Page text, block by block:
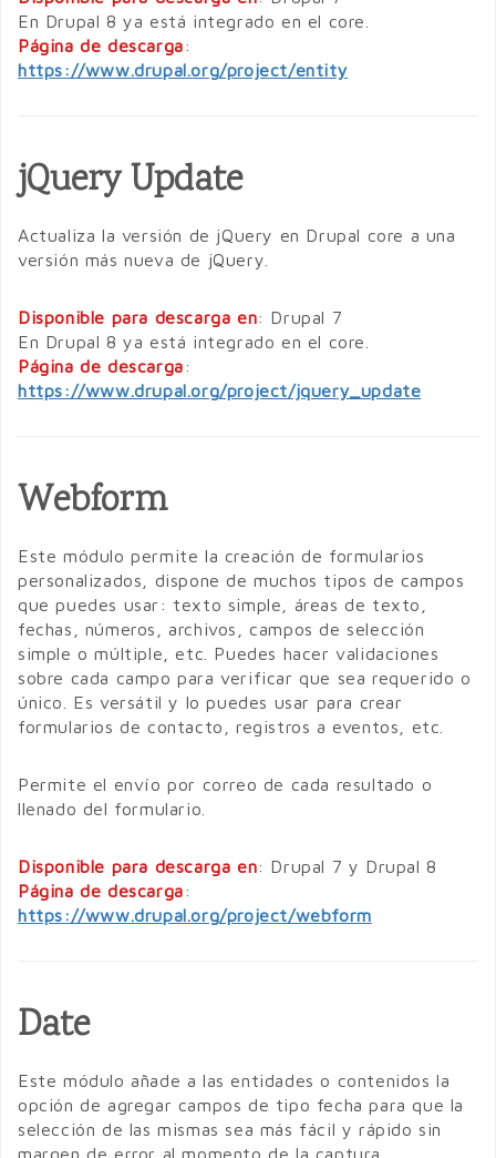
En Drupal 8 ya está integrado en el core.
Página de descarga:
https://www.drupal.org/project/entity
jQuery Update
Actualiza la versión de jQuery en Drupal core a una
versión más nueva de jQuery.
Disponible para descarga en: Drupal 7
En Drupal 8 ya está integrado en el core.
Página de descarga:
https://www.drupal.org/project/jquery_update
Webform
Este módulo permite la creación de formularios
personalizados, dispone de muchos tipos de campos
que puedes usar: texto simple, áreas de texto,
fechas, números, archivos, campos de selección
simple o múltiple, etc. Puedes hacer validaciones
sobre cada campo para verificar que sea requerido o
único. Es versátil y lo puedes usar para crear
formularios de contacto, registros a eventos, etc.
Permite el envío por correo de cada resultado o
llenado del formulario.
Disponible para descarga en: Drupal 7 y Drupal 8
Página de descarga:
https://www.drupal.org/project/webform
Date
Este módulo añade a las entidades o contenidos la
opción de agregar campos de tipo fecha para que la
selección de las mismas sea más fácil y rápido sin
margen de error al momento de la captura.